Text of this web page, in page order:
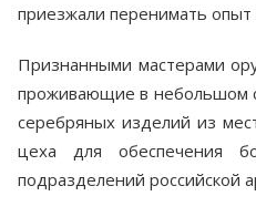
приезжали перенимать опыт
Признанными мастерами
проживающие в небольшом
серебряных изделий из
цеха для обеспечения
подразделений российской